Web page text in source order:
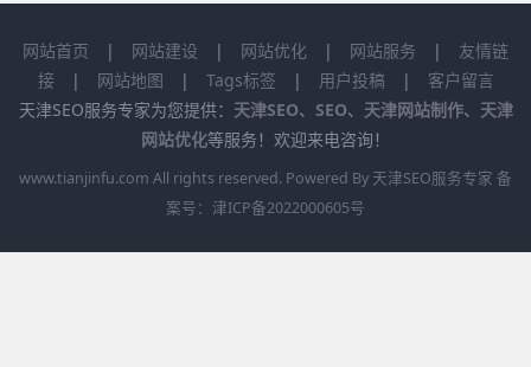
网站首页 | 网站建设 | 网站优化 | 网站服务 | 友情链
接| 网站地图 | Tags标签 | 用户投稿| 客户留言
天津SEO服务专家为您提供： 天津SEO、 SEO、 天津网站制作、 天津
网站优化等服务！欢迎来电咨询！
www.tianjinfu.com All rights reserved. Powered By 天津SEO服务专家 备
案号： 津ICP备2022000605号